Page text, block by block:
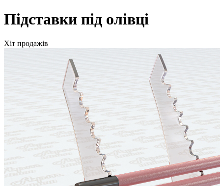
Підставки під олівці
Хіт продажів